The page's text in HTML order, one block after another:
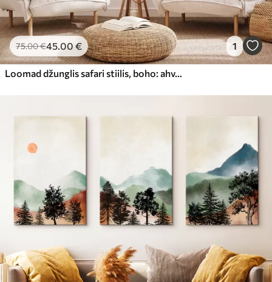
75.00€45.00 € 1
Loomad džunglis safari stiilis, boho: ahv, lõvi, kaelkirjak